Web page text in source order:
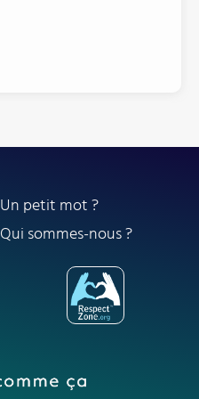
Un petit mot ?
Qui sommes-nous ?